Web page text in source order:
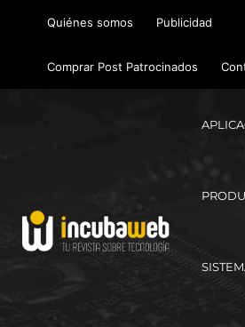
Quiénes somos Publicidad
Comprar Post Patrocinados